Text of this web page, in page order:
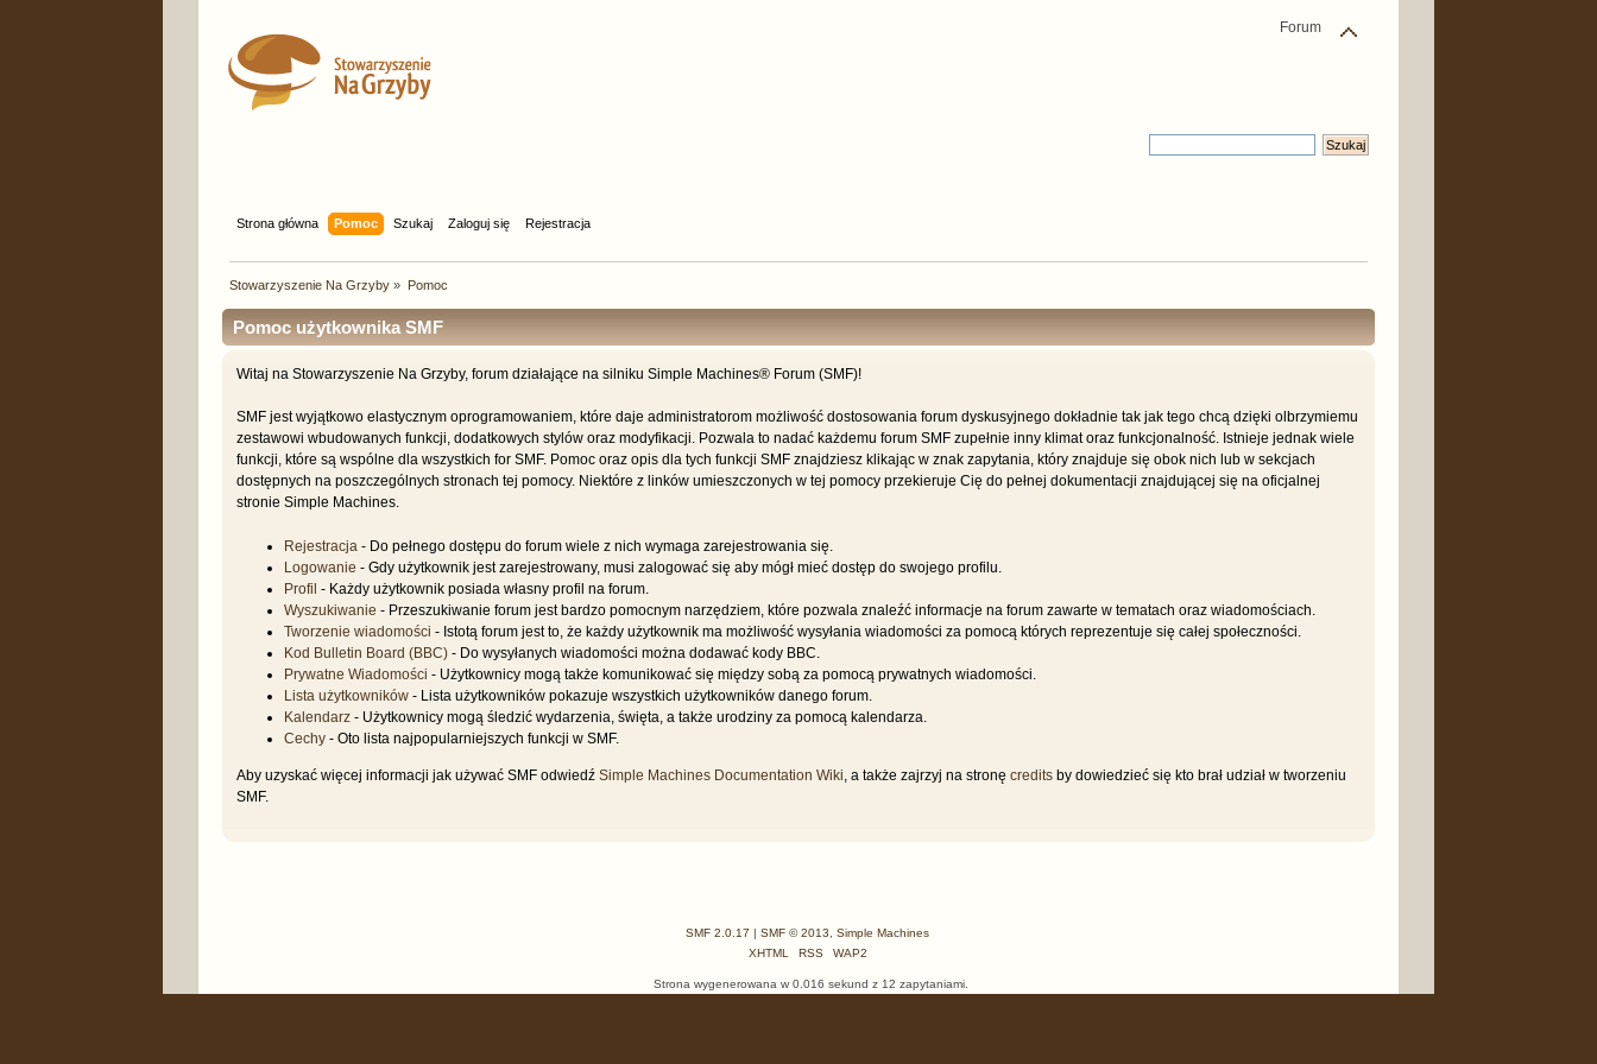
Forum
Strona główna Pomoc Szukaj Zaloguj się Rejestracja
Stowarzyszenie Na Grzyby » Pomoc
Pomoc użytkownika SMF
Witaj na Stowarzyszenie Na Grzyby, forum działające na silniku Simple Machines® Forum (SMF)!
SMF jest wyjątkowo elastycznym oprogramowaniem, które daje administratorom możliwość dostosowania forum dyskusyjnego dokładnie tak jak tego chcą dzięki olbrzymiemu
zestawowi wbudowanych funkcji, dodatkowych stylów oraz modyfikacji. Pozwala to nadać każdemu forum SMF zupełnie inny klimat oraz funkcjonalność. Istnieje jednak wiele
funkcji, które są wspólne dla wszystkich for SMF. Pomoc oraz opis dla tych funkcji SMF znajdziesz klikając w znak zapytania, który znajduje się obok nich lub w sekcjach
dostępnych na poszczególnych stronach tej pomocy. Niektóre z linków umieszczonych w tej pomocy przekieruje Cię do pełnej dokumentacji znajdującej się na oficjalnej
stronie Simple Machines.
Rejestracja - Do pełnego dostępu do forum wiele z nich wymaga zarejestrowania się.
Logowanie - Gdy użytkownik jest zarejestrowany, musi zalogować się aby mógł mieć dostęp do swojego profilu.
Profil - Każdy użytkownik posiada własny profil na forum.
Wyszukiwanie - Przeszukiwanie forum jest bardzo pomocnym narzędziem, które pozwala znaleźć informacje na forum zawarte w tematach oraz wiadomościach.
Tworzenie wiadomości - Istotą forum jest to, że każdy użytkownik ma możliwość wysyłania wiadomości za pomocą których reprezentuje się całej społeczności.
Kod Bulletin Board (BBC) - Do wysyłanych wiadomości można dodawać kody BBC.
Prywatne Wiadomości - Użytkownicy mogą także komunikować się między sobą za pomocą prywatnych wiadomości.
Lista użytkowników - Lista użytkowników pokazuje wszystkich użytkowników danego forum.
Kalendarz - Użytkownicy mogą śledzić wydarzenia, święta, a także urodziny za pomocą kalendarza.
Cechy - Oto lista najpopularniejszych funkcji w SMF.
Aby uzyskać więcej informacji jak używać SMF odwiedźSimple Machines Documentation Wiki , a także zajrzyj na stronęcredits by dowiedzieć się kto brał udział w tworzeniu
SMF.
SMF 2.0.17 | SMF © 2013, Simple Machines
XHTML
RSS WAP2
Strona wygenerowana w 0.016 sekund z 12 zapytaniami.